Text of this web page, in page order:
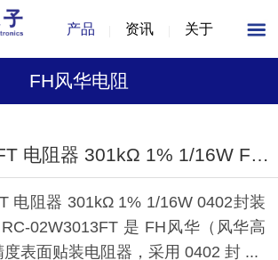
产品 资讯 关于
FH风华电阻
1/1
RC-02W3013FT 电阻器 301kΩ 1% 1/16W FH风华品牌 0402封装
电阻器 301kΩ 1% 1/16W 0402封装
02W3013FT 是 FH风华（风华高
表面贴装电阻器，采用 0402 封 ...